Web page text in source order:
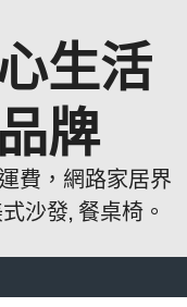
生活
牌
費，網路家居界
沙發, 餐桌椅。